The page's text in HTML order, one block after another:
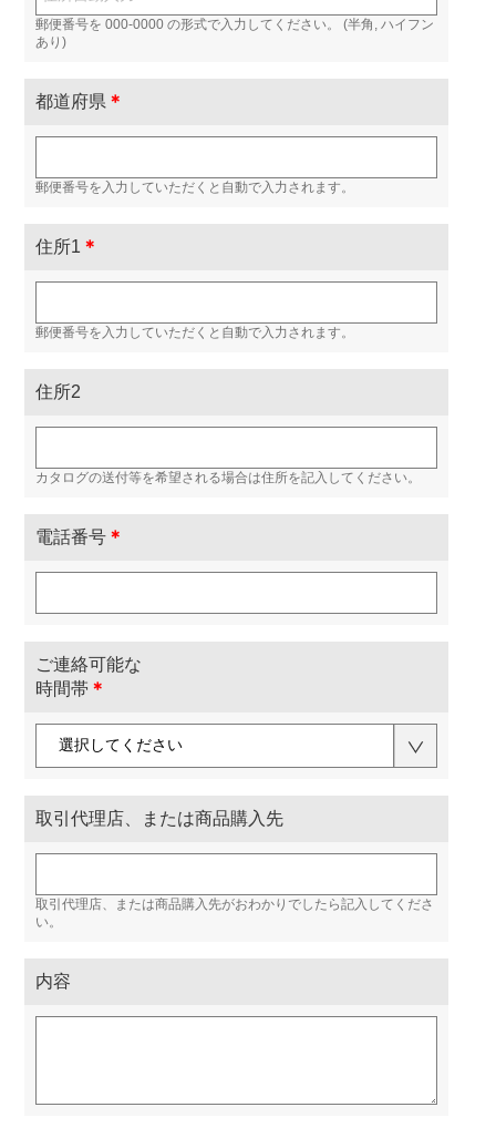
郵便番号を 000-0000 の形式で入力してください。 (半角, ハイフン
あり)
都道府県 ＊
郵便番号を入力していただくと自動で入力されます。
住所1 ＊
郵便番号を入力していただくと自動で入力されます。
住所2
カタログの送付等を希望される場合は住所を記入してください。
電話番号 ＊
ご連絡可能な
時間帯 ＊
取引代理店、または商品購入先
取引代理店、または商品購入先がおわかりでしたら記入してくださ
い。
内容